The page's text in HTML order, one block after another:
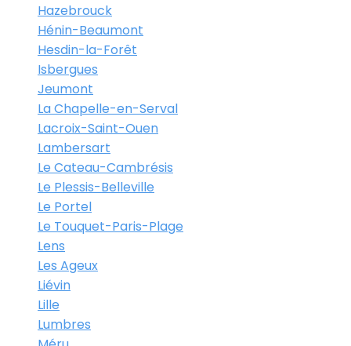
Hazebrouck
Hénin-Beaumont
Hesdin-la-Forêt
Isbergues
Jeumont
La Chapelle-en-Serval
Lacroix-Saint-Ouen
Lambersart
Le Cateau-Cambrésis
Le Plessis-Belleville
Le Portel
Le Touquet-Paris-Plage
Lens
Les Ageux
Liévin
Lille
Lumbres